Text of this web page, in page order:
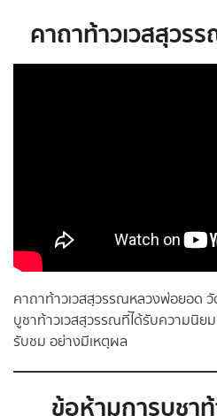
คาถาท้าวเวสสุว
คาถาท้าวเวสสุวรรณหลวงพ่อยอด
บูชาท้าวเวสสุวรรณที่ได้รับความนิ
รับชม อย่างมีเหตุผล